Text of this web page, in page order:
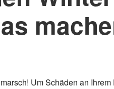
Um Schäden an